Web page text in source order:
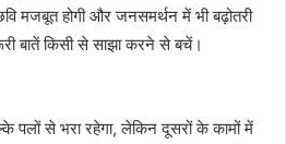
मजबूत होगी और जनसमर्थन में भी बढ़ोतरी
बातें किसी से साझा करने से बचें।
से भरा रहेगा, लेकिन दूसरों के कामों में